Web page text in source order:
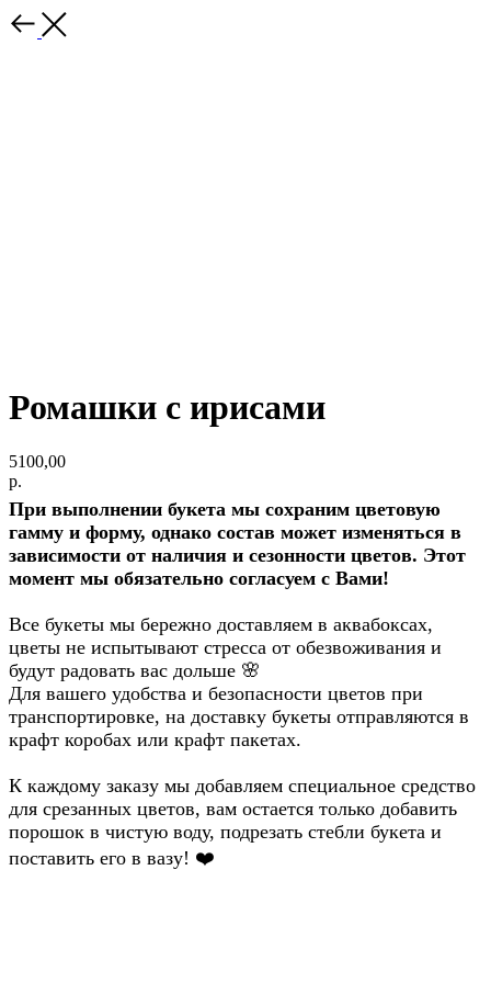
Ромашки с ирисами
5100,00
р.
При выполнении букета мы сохраним цветовую
гамму и форму, однако состав может изменяться в
зависимости от наличия и сезонности цветов. Этот
момент мы обязательно согласуем с Вами!
Все букеты мы бережно доставляем в аквабоксах,
цветы не испытывают стресса от обезвоживания и
будут радовать вас дольше 🌸
Для вашего удобства и безопасности цветов при
транспортировке, на доставку букеты отправляются в
крафт коробах или крафт пакетах.
К каждому заказу мы добавляем специальное средство
для срезанных цветов, вам остается только добавить
порошок в чистую воду, подрезать стебли букета и
поставить его в вазу! ❤️